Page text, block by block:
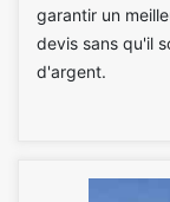
garantir un
devis sans qu'il
d'argent.